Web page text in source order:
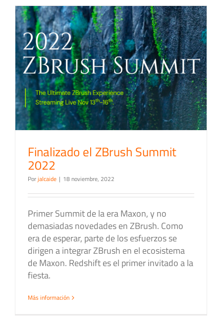
Finalizado el ZBrush Summit
2022
Porjalcaide | 18 noviembre, 2022
Primer Summit de la era Maxon, y no
demasiadas novedades en ZBrush. Como
era de esperar, parte de los esfuerzos se
dirigen a integrar ZBrush en el ecosistema
de Maxon. Redshift es el primer invitado a la
fiesta.
Más información